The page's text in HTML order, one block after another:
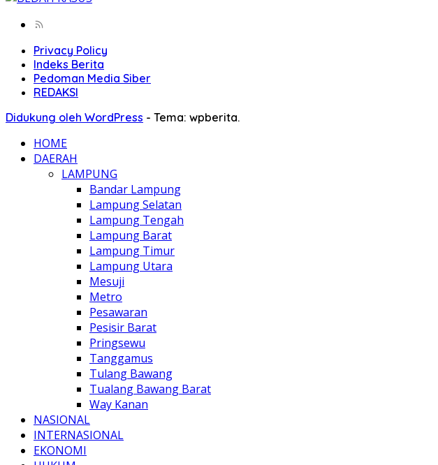
Privacy Policy
Indeks Berita
Pedoman Media Siber
REDAKSI
Didukung oleh WordPress - Tema: wpberita.
HOME
DAERAH
LAMPUNG
Bandar Lampung
Lampung Selatan
Lampung Tengah
Lampung Barat
Lampung Timur
Lampung Utara
Mesuji
Metro
Pesawaran
Pesisir Barat
Pringsewu
Tanggamus
Tulang Bawang
Tualang Bawang Barat
Way Kanan
NASIONAL
INTERNASIONAL
EKONOMI